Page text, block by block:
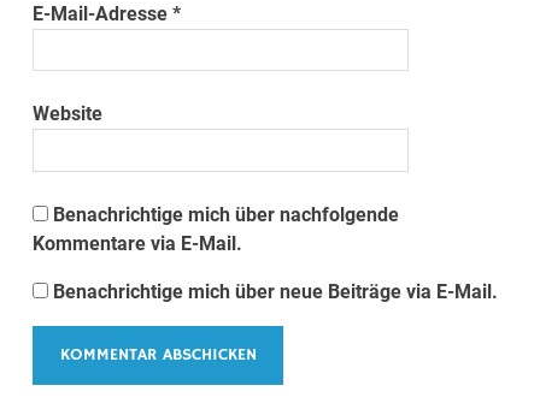
E-Mail-Adresse*
Website
Benachrichtige mich über nachfolgende
Kommentare via E-Mail.
Benachrichtige mich über neue Beiträge via E-Mail.